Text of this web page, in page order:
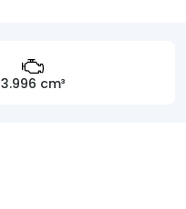
3.996 cm³